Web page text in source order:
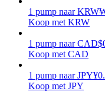
Hoog rendement en
1 pump naar KRW
Koop met KRW
1 pump naar CAD$
Koop met CAD
1 pump naar JPY¥
Koop met JPY